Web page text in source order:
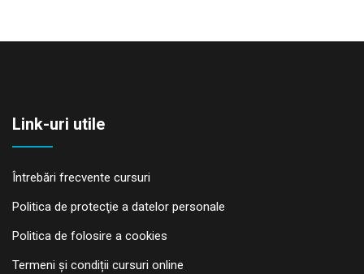
Link-uri utile
Întrebări frecvente cursuri
Politica de protecţie a datelor personale
Politica de folosire a cookies
Termeni și condiții cursuri online